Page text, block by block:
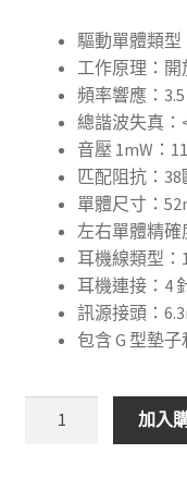
價
格：
驅動單體類型
工作原理：開
頻率響應：3.5
總諧波失真：
音壓 1mW：
匹配阻抗：38
單體尺寸：
左右單體精確
耳機線類型：
耳機連接：4
訊源接頭：
包含 G 型墊子
加入